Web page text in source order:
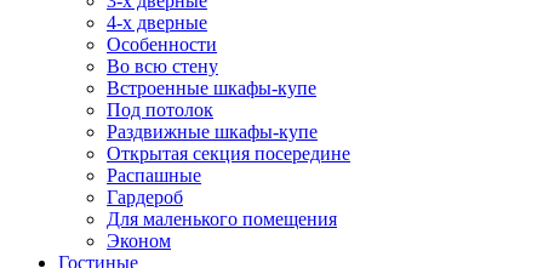
4-х дверные
Особенности
Во всю стену
Встроенные шкафы-купе
Под потолок
Раздвижные шкафы-купе
Открытая секция посередине
Распашные
Гардероб
Для маленького помещения
Эконом
Гостиные